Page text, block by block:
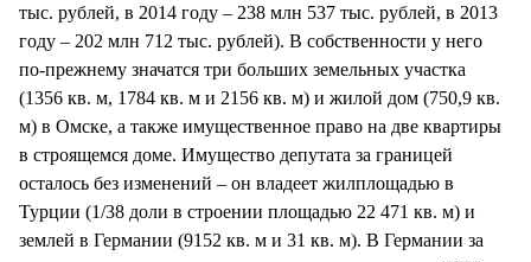
тыс. рублей, в 2014 году – 238 млн 537 тыс. рублей, в 2013
году – 202 млн 712 тыс. рублей). В собственности у него
по-прежнему значатся три больших земельных участка
(1356 кв. м, 1784 кв. м и 2156 кв. м) и жилой дом (750,9 кв.
м) в Омске, а также имущественное право на две квартиры
в строящемся доме. Имущество депутата за границей
осталось без изменений – он владеет жилплощадью в
Турции (1/38 доли в строении площадью 22 471 кв. м) и
землей в Германии (9152 кв. м и 31 кв. м). В Германии за